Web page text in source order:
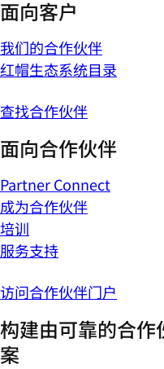
面向客户
我们的合作伙伴
红帽生态系统目录
查找合作伙伴
面向合作伙伴
Partner Connect
成为合作伙伴
培训
服务支持
访问合作伙伴门户
构建由可靠的合
案